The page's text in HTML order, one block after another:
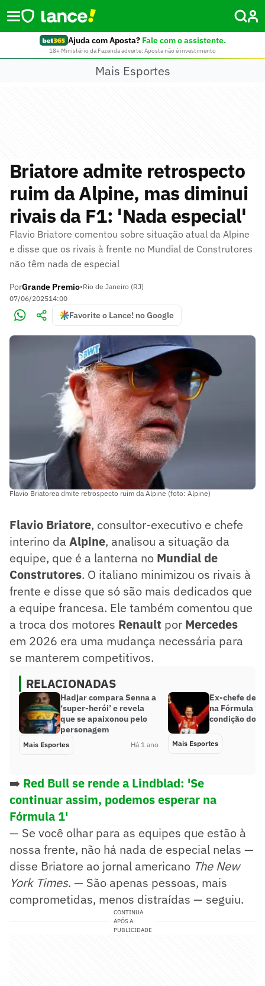
Ajuda com Aposta? Fale com o assistente.
18+ Ministério da Fazenda adverte: Aposta não é investimento
Mais Esportes
Briatore admite retrospecto
ruim da Alpine, mas diminui
rivais da F1: 'Nada especial'
Flavio Briatore comentou sobre situação atual da Alpine
e disse que os rivais à frente no Mundial de Construtores
não têm nada de especial
PorGrande Premio•Rio de Janeiro (RJ)
07/06/202514:00
Favorite o Lance! no Google
Flavio Briatorea dmite retrospecto ruim da Alpine (foto: Alpine)
Flavio Briatore, consultor-executivo e chefe
interino da Alpine, analisou a situação da
equipe, que é a lanterna no Mundial de
Construtores. O italiano minimizou os rivais à
frente e disse que só são mais dedicados que
a equipe francesa. Ele também comentou que
a troca dos motores Renault por Mercedes
em 2026 era uma mudança necessária para
se manterem competitivos.
RELACIONADAS
Hadjar compara Senna a
‘super-herói’ e revela
que se apaixonou pelo
personagem
Mais Esportes Há 1 ano
Ex-chefe de
na Fórmula 1
condição do
Mais Esportes
➡️ Red Bull se rende a Lindblad: 'Se
continuar assim, podemos esperar na
Fórmula 1'
— Se você olhar para as equipes que estão à
nossa frente, não há nada de especial nelas —
disse Briatore ao jornal americano The New
York Times. — São apenas pessoas, mais
comprometidas, menos distraídas — seguiu.
CONTINUA
APÓS A
PUBLICIDADE